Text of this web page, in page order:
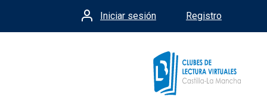
Menú de cuenta de
Iniciar sesión Registro